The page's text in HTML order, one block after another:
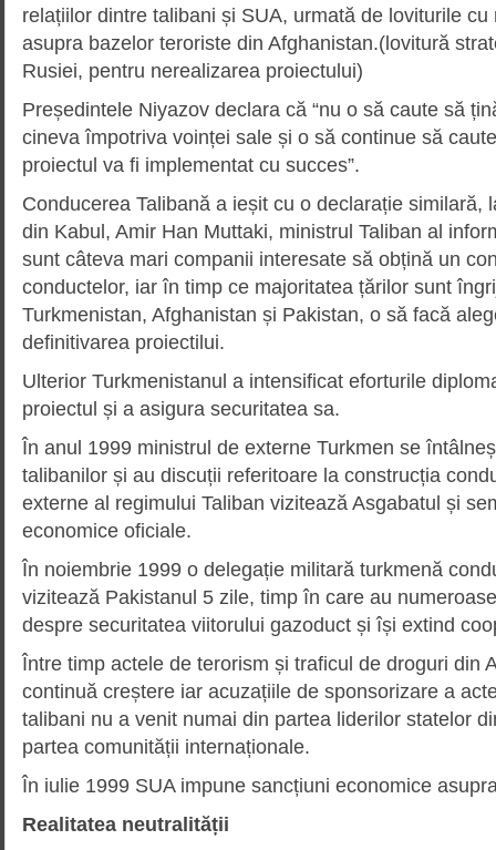
relațiilor dintre talibani și SUA, urmată de loviturile
asupra bazelor teroriste din Afghanistan.(lovitură
Rusiei, pentru nerealizarea proiectului)
Președintele Niyazov declara că “nu o să caute să
cineva împotriva voinței sale și o să continue să
proiectul va fi implementat cu succes”.
Conducerea Talibană a ieșit cu o declarație similară,
din Kabul, Amir Han Muttaki, ministrul Taliban al
sunt câteva mari companii interesate să obțină un
conductelor, iar în timp ce majoritatea țărilor sunt
Turkmenistan, Afghanistan și Pakistan, o să facă
definitivarea proiectilui.
Ulterior Turkmenistanul a intensificat eforturile
proiectul și a asigura securitatea sa.
În anul 1999 ministrul de externe Turkmen se
talibanilor și au discuții referitoare la construcția
externe al regimului Taliban vizitează Asgabatul și
economice oficiale.
În noiembrie 1999 o delegație militară turkmenă
vizitează Pakistanul 5 zile, timp în care au
despre securitatea viitorului gazoduct și își extind
Între timp actele de terorism și traficul de droguri din
continuă creștere iar acuzațiile de sponsorizare a
talibani nu a venit numai din partea liderilor statelor
partea comunității internaționale.
În iulie 1999 SUA impune sancțiuni economice
Realitatea neutralității